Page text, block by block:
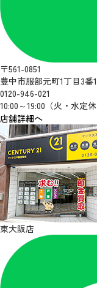
〒561-0851
豊中市服部元町1丁目3番
0120-946-021
10:00～19:00（火・水定休
店舗詳細へ
東大阪店